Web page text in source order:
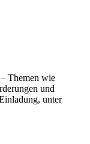
Themen wie
und
unter